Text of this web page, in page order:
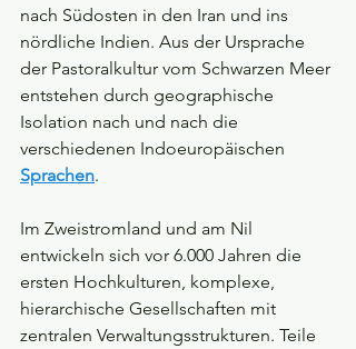
nach Südosten in den Iran und ins
nördliche Indien. Aus der Ursprache
der Pastoralkultur vom Schwarzen Meer
entstehen durch geographische
Isolation nach und nach die
verschiedenen Indoeuropäischen
Sprachen.
Im Zweistromland und am Nil
entwickeln sich vor 6.000 Jahren die
ersten Hochkulturen, komplexe,
hierarchische Gesellschaften mit
zentralen Verwaltungsstrukturen. Teile